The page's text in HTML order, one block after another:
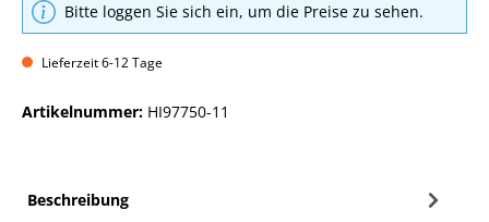
Bitte loggen Sie sich ein, um die Preise zu sehen.
Lieferzeit 6-12 Tage
Artikelnummer: HI97750-11
Beschreibung